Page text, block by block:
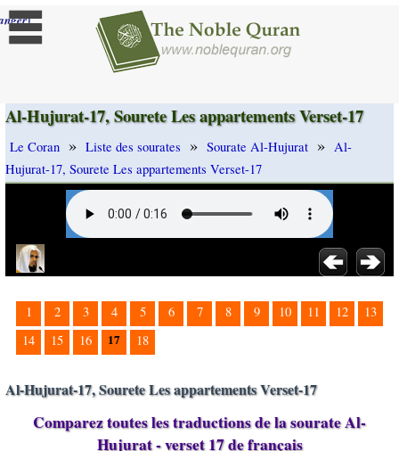
]
Al-Hujurat-17, Sourete Les appartements Verset-17
Le Coran » Liste des sourates » Sourate Al-Hujurat » Al-
Hujurat-17, Sourete Les appartements Verset-17
1 2 3 4 5 6 7 8 9 10 11 12
13
14
15 16 17 18
Al-Hujurat-17, Sourete Les appartements Verset-17
Comparez toutes les traductions de la sourate Al-
Hujurat - verset 17 de français